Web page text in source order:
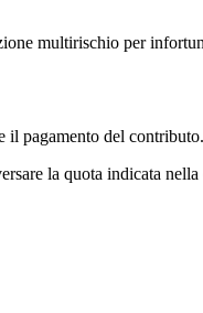
multirischio per
il pagamento del contributo.
la quota indicata